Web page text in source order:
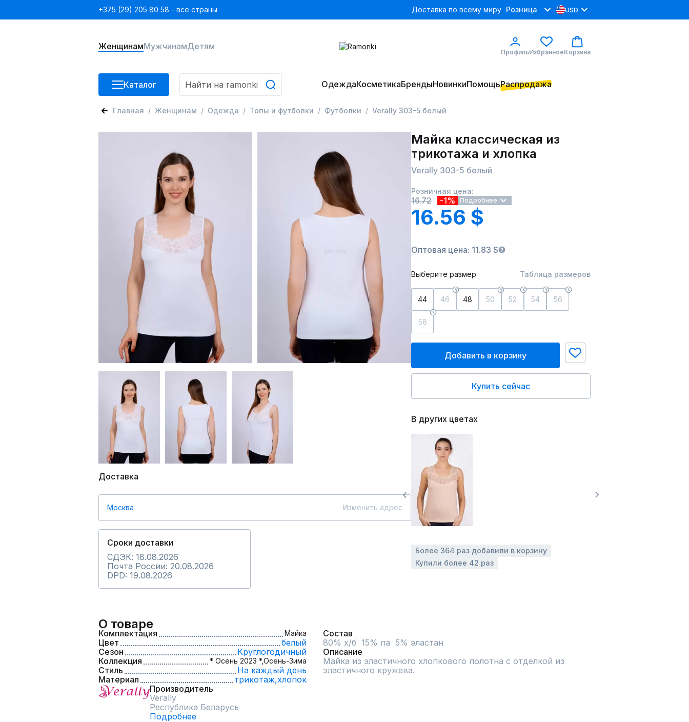
+375 (29) 205 80 58 - все страны Доставка по всему миру Розница USD
ЖенщинамМужчинамДетям
ПрофильИзбранноеКорзина
Каталог ОдеждаКосметикаБрендыНовинкиПомощьРаспродажа
Главная Женщинам Одежда Топы и футболки Футболки Verally 303-5 белый
Доставка
Москва Изменить адрес
Сроки доставки
СДЭК: 18.08.2026
Почта России: 20.08.2026
DPD: 19.08.2026
Майка классическая из
трикотажа и хлопка
Verally 303-5 белый
Розничная цена:
16.72 -1% Подробнее
16.56 $
Оптовая цена: 11.83 $
Выберите размер Таблица размеров
44 46 48 50 52 54 56
58
Добавить в корзину
Купить сейчас
В других цветах
Более 364 раз добавили в корзину
Купили более 42 раз
О товаре
Комплектация Майка
Цвет
белый
Сезон
Круглогодичный
Коллекция
* Осень 2023 *,Осень-Зима
Стиль
На каждый день
Материал
трикотаж,хлопок
Производитель
Verally
Республика Беларусь
Подробнее
Состав
80% х/б  15% па  5% эластан
Описание
Майка из эластичного хлопкового полотна с отделкой из
эластичного кружева.